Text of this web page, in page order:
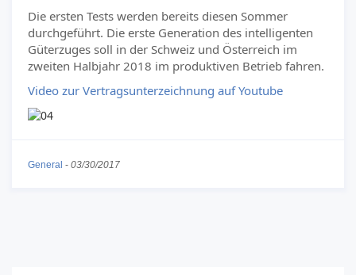
Die ersten Tests werden bereits diesen Sommer
durchgeführt. Die erste Generation des intelligenten
Güterzuges soll in der Schweiz und Österreich im
zweiten Halbjahr 2018 im produktiven Betrieb fahren.
Video zur Vertragsunterzeichnung auf Youtube
General - 03/30/2017